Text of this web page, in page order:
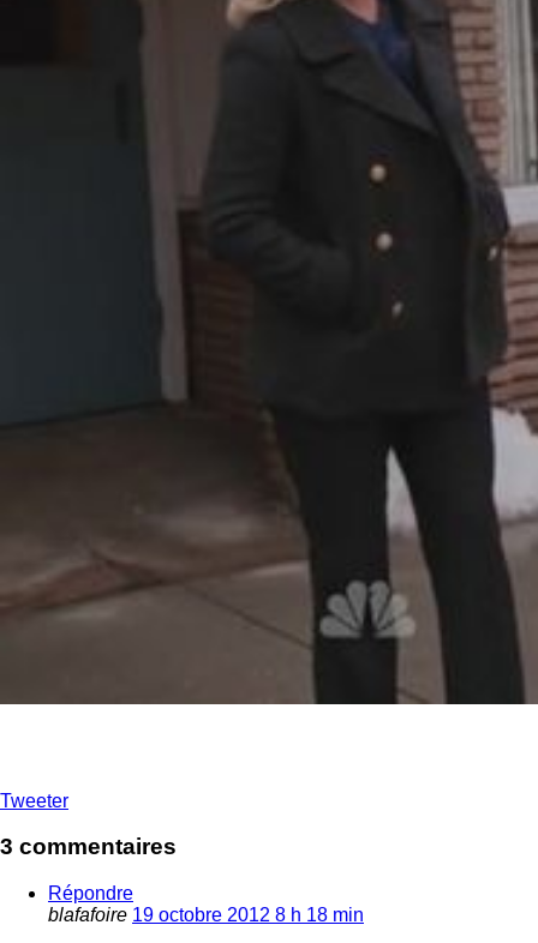
Tweeter
3 commentaires
Répondre
blafafoire 19 octobre 2012 8 h 18 min